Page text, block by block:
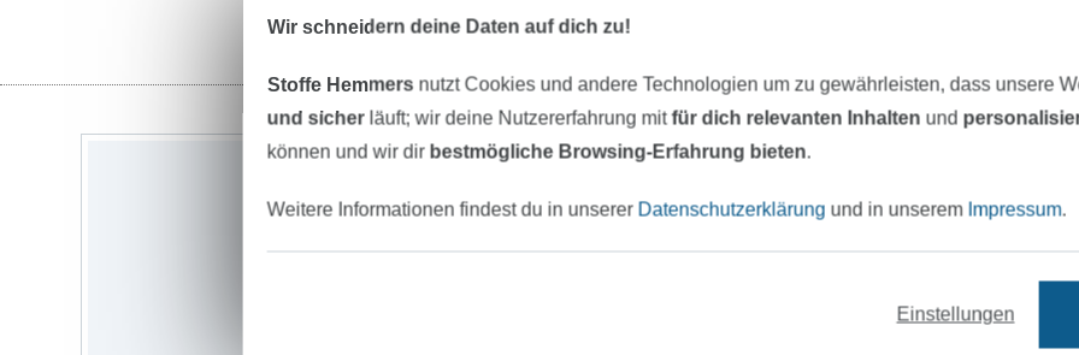
bestmögliche Passform bei
nicht nur für Hobbynäher. Die
in drei Passformklassen in den Größen 32
Größen 44 – 66 und die
die Größen 56 – 98 für Babys und
Unser Tipp: Das passt dazu
Wir schneidern deine Daten auf dich zu!
Stoffe Hemmers nutzt Cookies und andere Technologien um zu gewährleisten, dass unsere
und sicherläuft; wir deine Nutzererfahrung mitfür dich relevanten Inhalten und
können und wir dir bestmögliche Browsing-Erfahrung bieten.
Weitere Informationen findest du in unserer Datenschutzerklärung und in unserem Impressum.
Einstellungen